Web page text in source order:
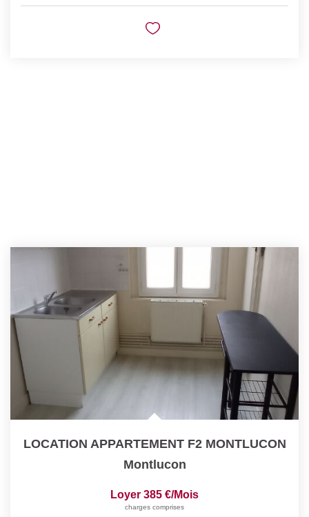
LOCATION APPARTEMENT F2 MONTLUCON
Montlucon
Loyer 385 €/mois
charges comprises